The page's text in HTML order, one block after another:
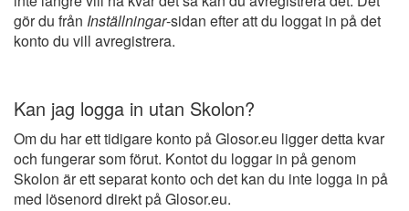
gör du från Inställningar-sidan efter att du loggat in på det
konto du vill avregistrera.
Kan jag logga in utan Skolon?
Om du har ett tidigare konto på Glosor.eu ligger detta kvar
och fungerar som förut. Kontot du loggar in på genom
Skolon är ett separat konto och det kan du inte logga in på
med lösenord direkt på Glosor.eu.